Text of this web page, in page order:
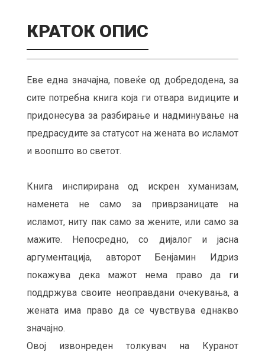
КРАТОК ОПИС
Еве една значајна, повеќе од добредодена, за
сите потребна книга која ги отвара видиците и
придонесува за разбирање и надминување на
предрасудите за статусот на жената во исламот
и воопшто во светот.
Книга инспирирана од искрен хуманизам,
наменета не само за приврзаницате на
исламот, ниту пак само за жените, или само за
мажите. Непосредно, со дијалог и јасна
аргументација, авторот Бенјамин Идриз
покажува дека мажот нема право да ги
поддржува своите неоправдани очекувања, а
жената има право да се чувствува еднакво
значајно.
Овој извонреден толкувач на Куранот